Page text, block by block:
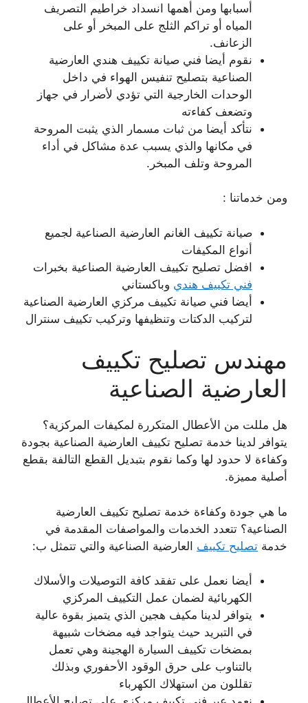
أسبابها ومن أهمها انسداد خراطيم التصريف
المياه أو تراكم الثلج على المبخر أو على
الزعانف.
نقوم أيضا فني صيانة تكييف هندي العارضية
الصناعية بتصليح تنفيس الهواء في داخل
الوحدات الخارجية التي تؤدي لأضرار في جهاز
وتضعف كفاءته
نتأكد أيضا من ثبات مسمار الذي يثبت المروحة
في مكانها والذي يسبب عدة مشاكل في أداء
المروحة وتلف المبخر.
ومن خدماتنا :
صيانة تكييف الغانم العارضية الصناعية لجميع
أنواع المكيفات
افضل تصليح تكييف العارضية الصناعية بخبرات
فني تكييف هندي وباكستاني
أيضا فني صيانة تكييف مركزي العارضية الصناعية
لتركيب الدكتات وتنظيفها وتركيب تكييف سنترال
مهندس تصليح تكييف
العارضية الصناعية
هل مللت من الأعطال المتكررة لمكيفات المركزية؟
يتوافر لدينا خدمة تصليح تكييف العارضية الصناعية بجودة
وكفاءة لا حدود لها وكما نقوم بتبديل القطع التالفة بقطع
أصلية مميزة.
ما هي جودة وكفاءة خدمة تصليح تكييف العارضية
الصناعية؟ تتعدد الخدمات والمواصفات المقدمة في
خدمة تصليح تكييف العارضية الصناعية والتي تتمثل ب:
أيضا نعمل على تفقد كافة التوصيلات والأسلاك
الكهربائية لضمان عمل التكييف المركزي
يتوافر لدينا مكيف هجين الذي يتميز بقوة عالية
في التبريد حيث يتواجد فيه مضخات شبيهة
بمضخات تكييف السيارة الهجينة وهي تعمل
بالتناوب على حرق الوقود الأحفوري وبذلك
تقللون من استهلاك الكهرباء